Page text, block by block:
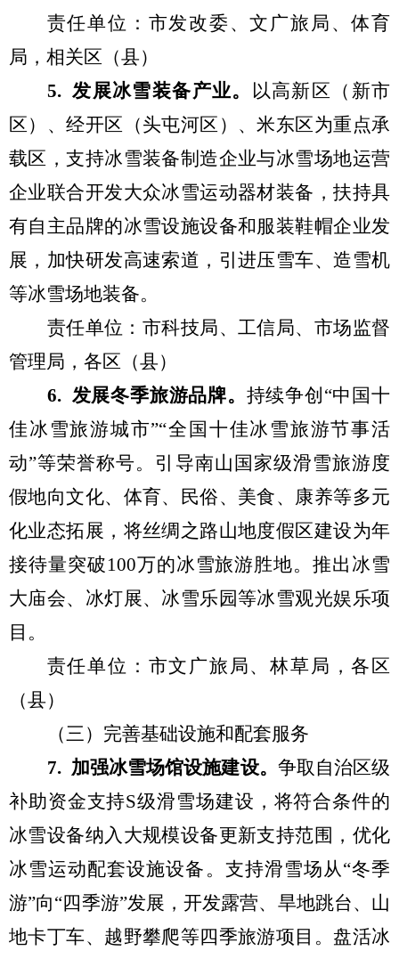
责任单位： 市发改委、文 广旅局 、体育
局 ，相关区（县）
5. 发展冰雪装备产业。
以高新区（新市
区）、经开区（头屯河区） 、米东区为重点承
载区，支持冰雪装备制造企业与冰雪场地运营
企业联合开发大众冰雪运动器材装备 ，扶持具
有自主品牌的冰雪设施设备和服装鞋帽企业发
展 ， 加快研发高速索道 ，引进压雪车、造雪机
等冰雪场地装备。
责任单位：市科技局、 工信局、市场监督
管理局，各区（县）
6. 发展冬季旅游品牌。 持续争创 “中国十
佳冰雪旅游城市”“全国十佳冰雪旅游节事活
动”等荣誉称号。 引导南山 国家级滑雪旅游度
假地向文化、体育、民俗、美食、康养等多元
化业态拓展， 将丝绸之路山地度假区建设为年
接待量突破100万的冰雪旅游胜地。推出 冰雪
大庙会、冰灯展、冰雪乐园等冰雪观光娱乐项
目 。
责任单位：市文 广旅局、林草局 ，各区
（县）
（三） 完善基础设施和配套服务
7. 加强冰雪场馆设施建设。 争取 自治区级
补助资金支持S级滑雪场建设 ，将符合条件的
冰雪设备纳入大规模设备更新支持范围 ，优化
冰雪运动配套设施设备 。 支持滑雪场从“冬季
游”向“四季游”发展 ，开发露营、旱地跳台、山
地卡丁车、越野攀爬等四季旅游项目 。 盘活冰